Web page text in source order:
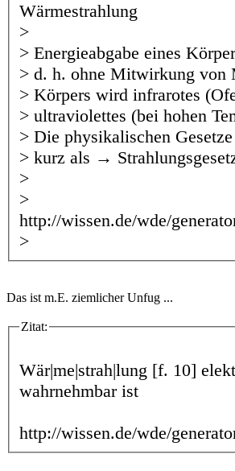
Wärmestrahlung
>
> Energieabgabe eines
> d. h. ohne Mitwirkung von
> Körpers wird infrarotes
> ultraviolettes (bei hohen
> Die physikalischen
> kurz als →
>
>
http://wissen.de/wde/
>
Das ist m.E. ziemlicher Unfug ...
Zitat:
Wär|me|strah|lung [f. 10]
wahrnehmbar ist
http://wissen.de/wde/